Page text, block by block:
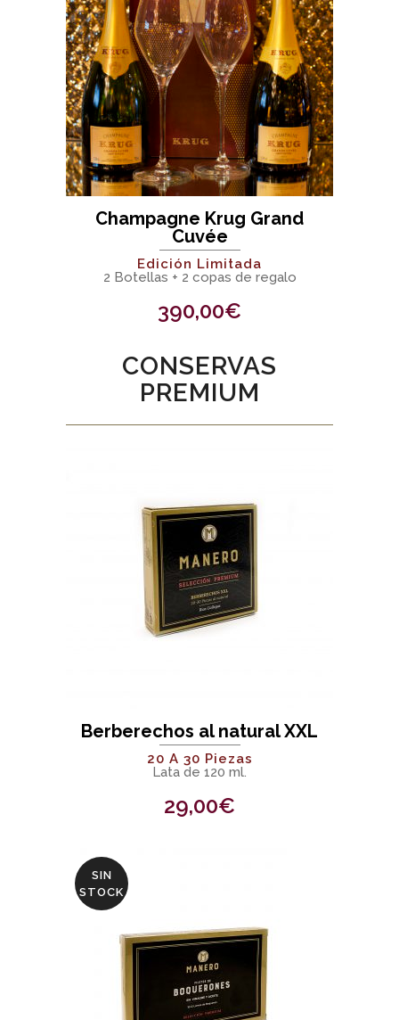
Champagne Krug Grand
Cuvée
Edición Limitada
2 Botellas + 2 copas de regalo
390,00€
CONSERVAS
PREMIUM
Berberechos al natural XXL
20 A 30 Piezas
Lata de 120 ml.
29,00€
SIN
STOCK